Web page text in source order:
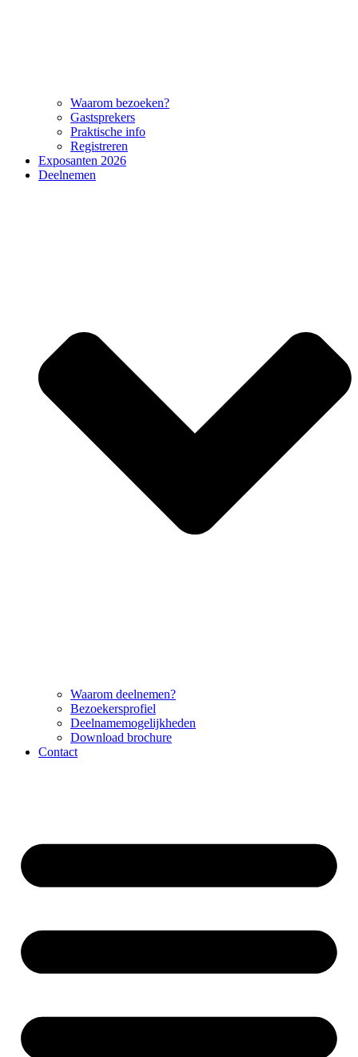
Waarom bezoeken?
Gastsprekers
Praktische info
Registreren
Exposanten 2026
Deelnemen
Waarom deelnemen?
Bezoekersprofiel
Deelnamemogelijkheden
Download brochure
Contact